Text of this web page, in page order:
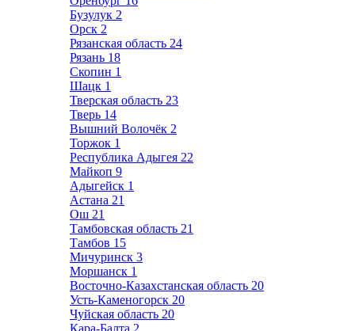
Бузулук 2
Орск 2
Рязанская область 24
Рязань 18
Скопин 1
Шацк 1
Тверская область 23
Тверь 14
Вышний Волочёк 2
Торжок 1
Республика Адыгея 22
Майкоп 9
Адыгейск 1
Астана 21
Ош 21
Тамбовская область 21
Тамбов 15
Мичуринск 3
Моршанск 1
Восточно-Казахстанская область 20
Усть-Каменогорск 20
Чуйская область 20
Кара-Балта 2